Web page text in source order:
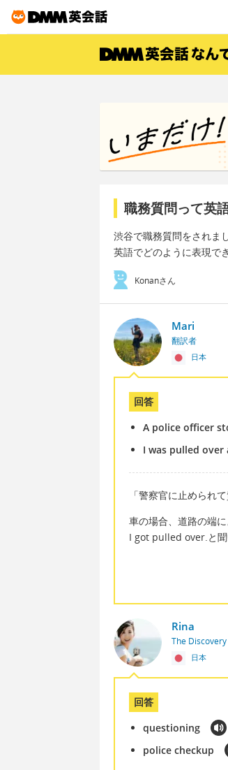
職務質問って英
渋谷で職務質問をされまし
英語でどのように表現で
Konanさん
Mari
翻訳者
日本
回答
A police officer
I was pulled
「警察官に止められ
車の場合、道路の端
I got pulled over.と聞
Rina
The
日本
回答
questioning
police checkup